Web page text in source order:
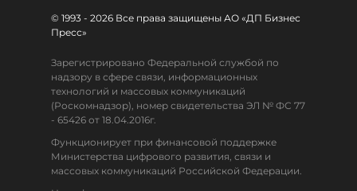
© 1993 - 2026 Все права защищены АО «ДП Бизнес
Пресс»
Зарегистрировано Федеральной службой по
надзору в сфере связи, информационных
технологий и массовых коммуникаций
(Роскомнадзор), номер свидетельства ЭЛ № ФС 77
- 65426 от 18.04.2016г.
Функционирует при финансовой поддержке
Министерства цифрового развития, связи и
массовых коммуникаций Российской Федерации.